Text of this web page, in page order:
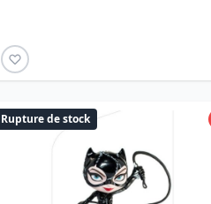
Rupture de stock